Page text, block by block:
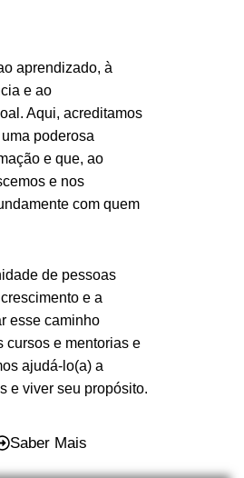
aprendizado, à
e ao
Aqui, acreditamos
poderosa
e que, ao
e nos
com quem
de pessoas
e a
esse caminho
cursos e mentorias e
ajudá-lo(a) a
e viver seu propósito.
Saber Mais